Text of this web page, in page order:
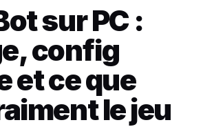
sur PC :
config
et ce que
le jeu